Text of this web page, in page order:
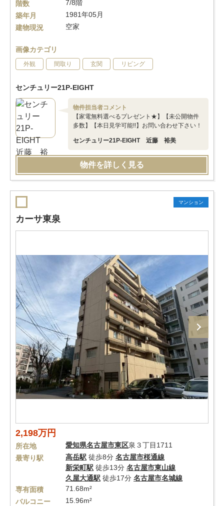
階数
7/8階
築年月
1981年05月
建物現況
空家
画像カテゴリ
外観 間取り 玄関 リビング
センチュリー21P-EIGHT
物件担当者コメント
【家電無料選べるプレゼント★】【未公開物件
多数】【本日見学可能!!】お問い合わせ下さい！
センチュリー21P-EIGHT 近藤 裕美
物件を詳しく見る
マンション
カーサ東泉
2,198万円
所在地 愛知県名古屋市東区泉３丁目1711
最寄り駅
高岳駅 徒歩8分 名古屋市桜通線
新栄町駅 徒歩13分 名古屋市東山線
久屋大通駅 徒歩17分 名古屋市名城線
専有面積
71.68m²
バルコニー
15.96m²